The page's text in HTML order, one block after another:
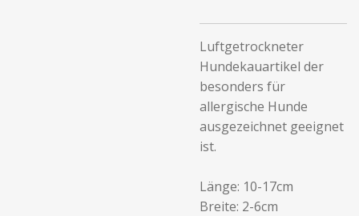
Luftgetrockneter
Hundekauartikel der
besonders für
allergische Hunde
ausgezeichnet geeignet
ist.
Länge: 10-17cm
Breite: 2-6cm